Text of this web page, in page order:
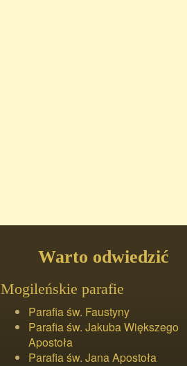
Warto odwiedzić
Mogileńskie parafie
Parafia św. Faustyny
Parafia św. Jakuba Większego
Apostoła
Parafia św. Jana Apostoła